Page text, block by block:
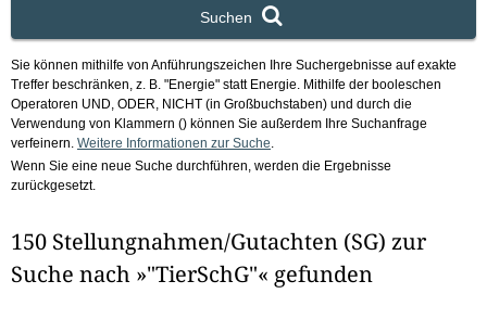
a
Suchen
Sie können mithilfe von Anführungszeichen Ihre Suchergebnisse auf exakte
Treffer beschränken, z. B. "Energie" statt Energie. Mithilfe der booleschen
Operatoren UND, ODER, NICHT (in Großbuchstaben) und durch die
Verwendung von Klammern () können Sie außerdem Ihre Suchanfrage
verfeinern. Weitere Informationen zur Suche
Wenn Sie eine neue Suche durchführen, werden die Ergebnisse
zurückgesetzt.
150 Stellungnahmen/Gutachten (SG) zur
Suche nach »"TierSchG"« gefunden